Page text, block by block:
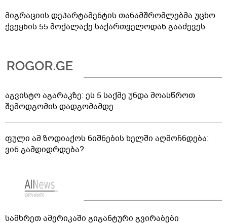
მიგრაციის დეპარტამენტის თანამშრომლებმა უცხო
ქვეყნის 55 მოქალაქე საქართველოდან გააძევეს
აგვისტო აგარაკზე: ეს 5 საქმე უნდა მოასწროთ
შემოდგომის დადგომამდე
ფული ამ ზოდიაქოს ნიშნების ხელში აღმოჩნდება:
ვინ გამდიდრდება?
სამხრეთ ამერიკაში გიგანტური გვირაბები